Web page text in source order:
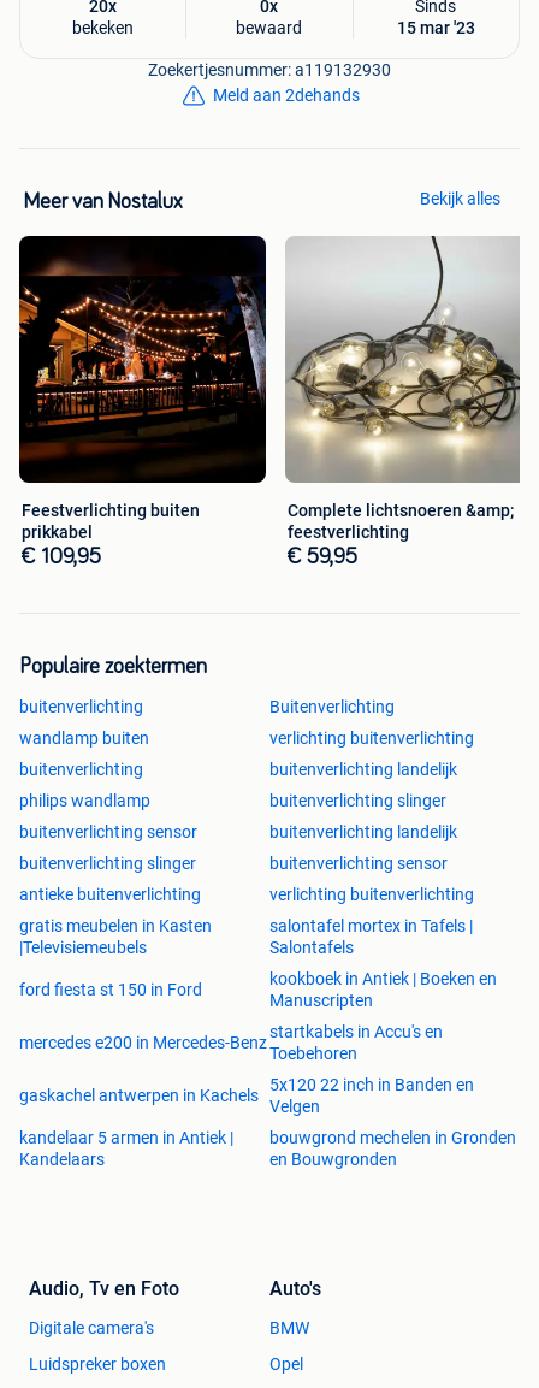
20x
bekeken
0x
bewaard
Sinds
15 mar '23
Zoekertjesnummer: a119132930
Meld aan 2dehands
Meer van Nostalux Bekijk alles
Feestverlichting buiten
prikkabel
€ 109,95
Complete lichtsnoeren &amp;
feestverlichting
€ 59,95
Populaire zoektermen
buitenverlichting
Buitenverlichting
wandlamp buiten
verlichting buitenverlichting
buitenverlichting
buitenverlichting landelijk
philips wandlamp
buitenverlichting slinger
buitenverlichting sensor
buitenverlichting landelijk
buitenverlichting slinger
buitenverlichting sensor
antieke buitenverlichting
verlichting buitenverlichting
gratis meubelen in Kasten
|Televisiemeubels
salontafel mortex in Tafels |
Salontafels
ford fiesta st 150 in Ford
kookboek in Antiek | Boeken en
Manuscripten
mercedes e200 in Mercedes-Benz
startkabels in Accu's en
Toebehoren
gaskachel antwerpen in Kachels
5x120 22 inch in Banden en
Velgen
kandelaar 5 armen in Antiek |
Kandelaars
bouwgrond mechelen in Gronden
en Bouwgronden
Audio, Tv en Foto
Digitale camera's
Luidspreker boxen
Auto's
BMW
Opel